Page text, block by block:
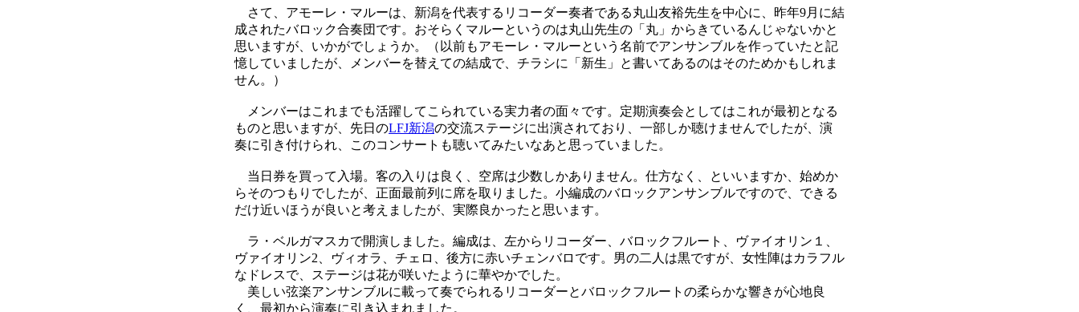
さて、アモーレ・マルーは、新潟を代表するリコーダー奏者である丸山友裕先生を中心に、昨年9月に結
成されたバロック合奏団です。おそらくマルーというのは丸山先生の「丸」からきているんじゃないかと
思いますが、いかがでしょうか。（以前もアモーレ・マルーという名前でアンサンブルを作っていたと記
憶していましたが、メンバーを替えての結成で、チラシに「新生」と書いてあるのはそのためかもしれま
せん。）
メンバーはこれまでも活躍してこられている実力者の面々です。定期演奏会としてはこれが最初となる
ものと思いますが、先日のLFJ新潟の交流ステージに出演されており、一部しか聴けませんでしたが、演
奏に引き付けられ、このコンサートも聴いてみたいなあと思っていました。
当日券を買って入場。客の入りは良く、空席は少数しかありません。仕方なく、といいますか、始めか
らそのつもりでしたが、正面最前列に席を取りました。小編成のバロックアンサンブルですので、できる
だけ近いほうが良いと考えましたが、実際良かったと思います。
ラ・ベルガマスカで開演しました。編成は、左からリコーダー、バロックフルート、ヴァイオリン１、
ヴァイオリン2、ヴィオラ、チェロ、後方に赤いチェンバロです。男の二人は黒ですが、女性陣はカラフル
なドレスで、ステージは花が咲いたように華やかでした。
美しい弦楽アンサンブルに載って奏でられるリコーダーとバロックフルートの柔らかな響きが心地良
く、最初から演奏に引き込まれました。